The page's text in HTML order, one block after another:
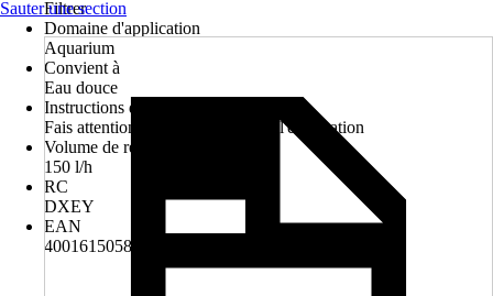
Filtrer
Domaine d'application
Aquarium
Convient à
Eau douce
Instructions d'élimination
Fais attention aux consignes pour l'élimination
Volume de refoulement
150 l/h
RC
DXEY
EAN
4001615058604
Sauter une section